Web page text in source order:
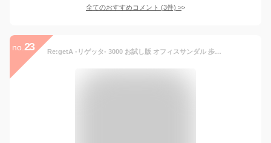
全てのおすすめコメント (3件) >
no. 23 Re:getA -リゲッタ- 3000 お試し版 オフィスサンダル 歩きやすい 履きやすい 痛くない オフィス サンダル レディース つっかけ